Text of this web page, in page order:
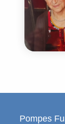
Pompes